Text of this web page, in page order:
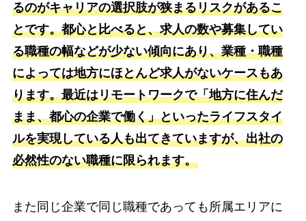
るのがキャリアの選択肢が狭まるリスクがあるこ
とです。都心と比べると、求人の数や募集してい
る職種の幅などが少ない傾向にあり、業種・職種
によっては地方にほとんど求人がないケースもあ
ります。最近はリモートワークで「地方に住んだ
まま、都心の企業で働く」といったライフスタイ
ルを実現している人も出てきていますが、出社の
必然性のない職種に限られます。
また同じ企業で同じ職種であっても所属エリアに